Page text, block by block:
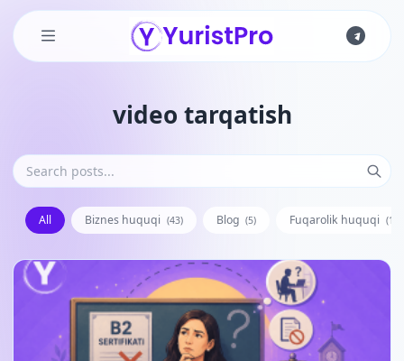
video tarqatish
All Biznes huquqi (43) Blog (5) Fuqarolik huquqi